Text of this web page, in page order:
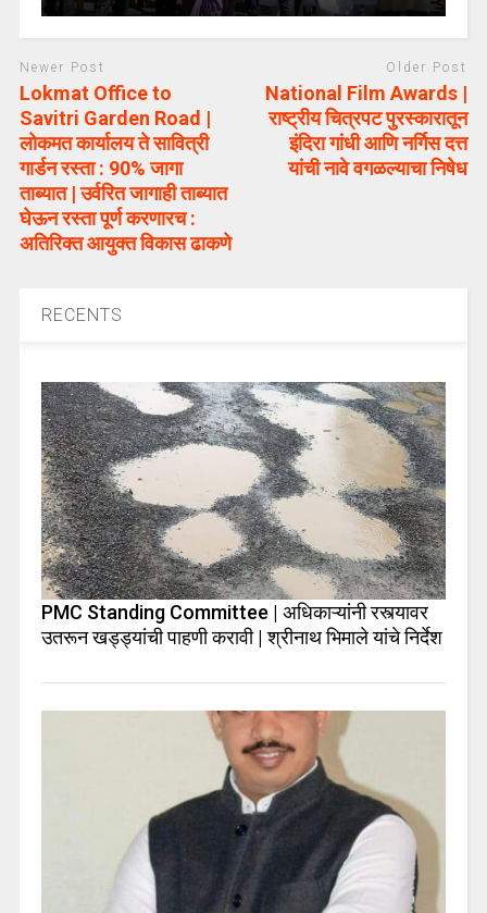
Newer Post
Lokmat Office to
Savitri Garden Road |
लोकमत कार्यालय ते सावित्री
गार्डन रस्ता : 90% जागा
ताब्यात | उर्वरित जागाही ताब्यात
घेऊन रस्ता पूर्ण करणारच :
अतिरिक्त आयुक्त विकास ढाकणे
Older Post
National Film Awards |
राष्ट्रीय चित्रपट पुरस्कारातून
इंदिरा गांधी आणि नर्गिस दत्त
यांची नावे वगळल्याचा निषेध
RECENTS
PMC Standing Committee | अधिकाऱ्यांनी रस्त्यावर
उतरून खड्ड्यांची पाहणी करावी | श्रीनाथ भिमाले यांचे निर्देश